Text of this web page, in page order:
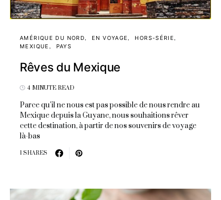
AMÉRIQUE DU NORD EN VOYAGE
HORS-SÉRIE
MEXIQUE
PAYS
Rêves du Mexique
4 MINUTE READ
Parce qu'il ne nous est pas possible de nous rendre au
Mexique depuis la Guyane, nous souhaitions rêver
cette destination, à partir de nos souvenirs de voyage
là-bas
1 SHARES